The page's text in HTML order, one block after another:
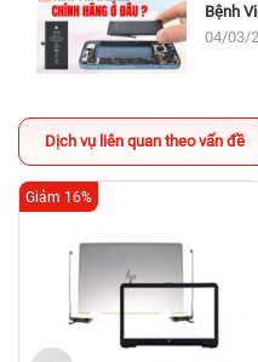
Bệnh
04/03/
Dịch vụ liên quan theo vấn đề
Giảm 16%